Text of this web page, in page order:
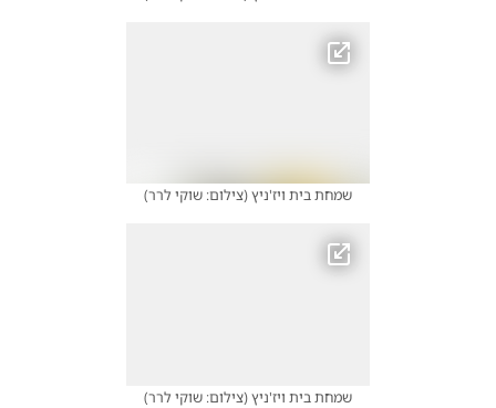
שמחת בית ויז'ניץ(צילום: שוקי לרר)
שמחת בית ויז'ניץ(צילום: שוקי לרר)